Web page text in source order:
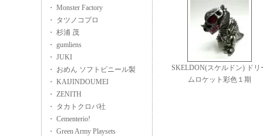
・ Monster Factory
・ タツノコプロ
・ 杉浦 茂
・ gumliens
・ JUKI
・ おめん ソフトビニール製
・ KAIJINDOUMEI
・ ZENITH
・ タカトクロバ社
・ Cementerio!
・ Green Army Playsets
SKELDON(スケルドン) ドリ
ムロケット彩色１期